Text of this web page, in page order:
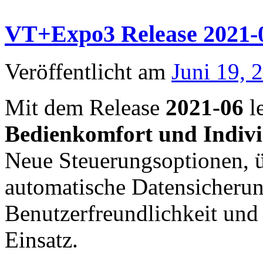
VT+Expo3 Release 2021-
Veröffentlicht am Juni 19,
Mit dem Release 2021-06
Bedienkomfort und
Neue Steuerungsoptionen,
automatische
Benutzerfreundlichkeit
Einsatz.